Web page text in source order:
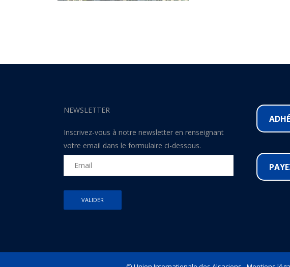
NEWSLETTER
Inscrivez-vous à notre newsletter en renseignant
votre email dans le formulaire ci-dessous.